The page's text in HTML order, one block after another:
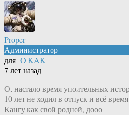
Proper
Администратор
для O KAK
7 лет назад
О, настало время упоительных
10 лет не ходил в отпуск и всё
Кангу как свой родной, дооо.